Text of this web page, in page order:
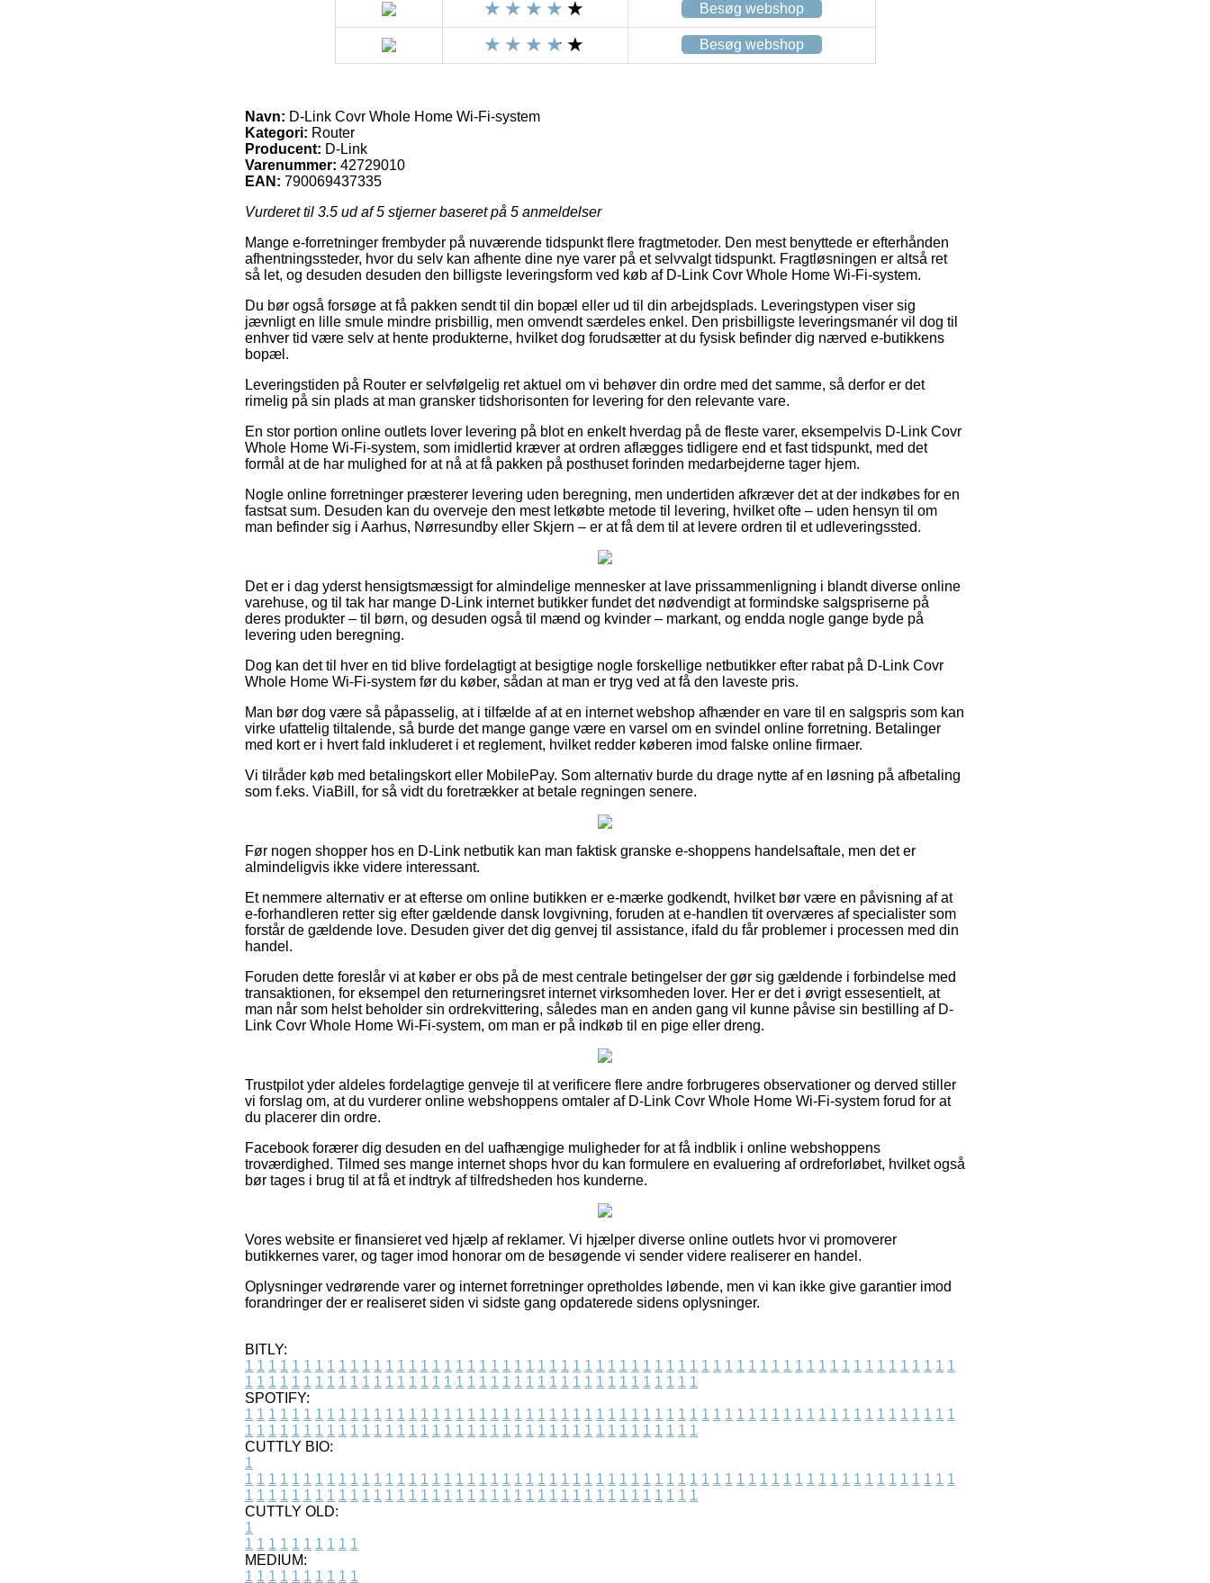
Besøg webshop
Besøg webshop
Navn: D-Link Covr Whole Home Wi-Fi-system
Kategori: Router
Producent: D-Link
Varenummer: 42729010
EAN: 790069437335
Vurderet til 3.5 ud af 5 stjerner baseret på 5 anmeldelser
Mange e-forretninger frembyder på nuværende tidspunkt flere fragtmetoder. Den mest benyttede er efterhånden
afhentningssteder, hvor du selv kan afhente dine nye varer på et selvvalgt tidspunkt. Fragtløsningen er altså ret
så let, og desuden desuden den billigste leveringsform ved køb af D-Link Covr Whole Home Wi-Fi-system.
Du bør også forsøge at få pakken sendt til din bopæl eller ud til din arbejdsplads. Leveringstypen viser sig
jævnligt en lille smule mindre prisbillig, men omvendt særdeles enkel. Den prisbilligste leveringsmanér vil dog til
enhver tid være selv at hente produkterne, hvilket dog forudsætter at du fysisk befinder dig nærved e-butikkens
bopæl.
Leveringstiden på Router er selvfølgelig ret aktuel om vi behøver din ordre med det samme, så derfor er det
rimelig på sin plads at man gransker tidshorisonten for levering for den relevante vare.
En stor portion online outlets lover levering på blot en enkelt hverdag på de fleste varer, eksempelvis D-Link Covr
Whole Home Wi-Fi-system, som imidlertid kræver at ordren aflægges tidligere end et fast tidspunkt, med det
formål at de har mulighed for at nå at få pakken på posthuset forinden medarbejderne tager hjem.
Nogle online forretninger præsterer levering uden beregning, men undertiden afkræver det at der indkøbes for en
fastsat sum. Desuden kan du overveje den mest letkøbte metode til levering, hvilket ofte – uden hensyn til om
man befinder sig i Aarhus, Nørresundby eller Skjern – er at få dem til at levere ordren til et udleveringssted.
Det er i dag yderst hensigtsmæssigt for almindelige mennesker at lave prissammenligning i blandt diverse online
varehuse, og til tak har mange D-Link internet butikker fundet det nødvendigt at formindske salgspriserne på
deres produkter – til børn, og desuden også til mænd og kvinder – markant, og endda nogle gange byde på
levering uden beregning.
Dog kan det til hver en tid blive fordelagtigt at besigtige nogle forskellige netbutikker efter rabat på D-Link Covr
Whole Home Wi-Fi-system før du køber, sådan at man er tryg ved at få den laveste pris.
Man bør dog være så påpasselig, at i tilfælde af at en internet webshop afhænder en vare til en salgspris som kan
virke ufattelig tiltalende, så burde det mange gange være en varsel om en svindel online forretning. Betalinger
med kort er i hvert fald inkluderet i et reglement, hvilket redder køberen imod falske online firmaer.
Vi tilråder køb med betalingskort eller MobilePay. Som alternativ burde du drage nytte af en løsning på afbetaling
som f.eks. ViaBill, for så vidt du foretrækker at betale regningen senere.
Før nogen shopper hos en D-Link netbutik kan man faktisk granske e-shoppens handelsaftale, men det er
almindeligvis ikke videre interessant.
Et nemmere alternativ er at efterse om online butikken er e-mærke godkendt, hvilket bør være en påvisning af at
e-forhandleren retter sig efter gældende dansk lovgivning, foruden at e-handlen tit overværes af specialister som
forstår de gældende love. Desuden giver det dig genvej til assistance, ifald du får problemer i processen med din
handel.
Foruden dette foreslår vi at køber er obs på de mest centrale betingelser der gør sig gældende i forbindelse med
transaktionen, for eksempel den returneringsret internet virksomheden lover. Her er det i øvrigt essesentielt, at
man når som helst beholder sin ordrekvittering, således man en anden gang vil kunne påvise sin bestilling af D-
Link Covr Whole Home Wi-Fi-system, om man er på indkøb til en pige eller dreng.
Trustpilot yder aldeles fordelagtige genveje til at verificere flere andre forbrugeres observationer og derved stiller
vi forslag om, at du vurderer online webshoppens omtaler af D-Link Covr Whole Home Wi-Fi-system forud for at
du placerer din ordre.
Facebook forærer dig desuden en del uafhængige muligheder for at få indblik i online webshoppens
troværdighed. Tilmed ses mange internet shops hvor du kan formulere en evaluering af ordreforløbet, hvilket også
bør tages i brug til at få et indtryk af tilfredsheden hos kunderne.
Vores website er finansieret ved hjælp af reklamer. Vi hjælper diverse online outlets hvor vi promoverer
butikkernes varer, og tager imod honorar om de besøgende vi sender videre realiserer en handel.
Oplysninger vedrørende varer og internet forretninger opretholdes løbende, men vi kan ikke give garantier imod
forandringer der er realiseret siden vi sidste gang opdaterede sidens oplysninger.
BITLY:
1 1 1 1 1 1 1 1 1 1 1 1 1 1 1 1 1 1 1 1 1 1 1 1 1 1 1 1 1 1 1 1 1 1 1 1 1 1 1 1 1 1 1 1 1 1 1 1 1 1 1 1 1 1 1 1 1 1 1 1 1
1 1 1 1 1 1 1 1 1 1 1 1 1 1 1 1 1 1 1 1 1 1 1 1 1 1 1 1 1 1 1 1 1 1 1 1 1 1 1
SPOTIFY:
1 1 1 1 1 1 1 1 1 1 1 1 1 1 1 1 1 1 1 1 1 1 1 1 1 1 1 1 1 1 1 1 1 1 1 1 1 1 1 1 1 1 1 1 1 1 1 1 1 1 1 1 1 1 1 1 1 1 1 1 1
1 1 1 1 1 1 1 1 1 1 1 1 1 1 1 1 1 1 1 1 1 1 1 1 1 1 1 1 1 1 1 1 1 1 1 1 1 1 1
CUTTLY BIO:
1
1 1 1 1 1 1 1 1 1 1 1 1 1 1 1 1 1 1 1 1 1 1 1 1 1 1 1 1 1 1 1 1 1 1 1 1 1 1 1 1 1 1 1 1 1 1 1 1 1 1 1 1 1 1 1 1 1 1 1 1 1
1 1 1 1 1 1 1 1 1 1 1 1 1 1 1 1 1 1 1 1 1 1 1 1 1 1 1 1 1 1 1 1 1 1 1 1 1 1 1
CUTTLY OLD:
1
1 1 1 1 1 1 1 1 1 1
MEDIUM:
1 1 1 1 1 1 1 1 1 1